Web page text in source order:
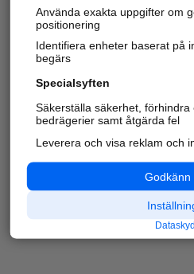
Använda exakta uppgifter om
positionering
Identifiera enheter baserat på
begärs
Specialsyften
Säkerställa säkerhet, förhindra
bedrägerier samt åtgärda fel
Leverera och visa reklam och
Godkänn